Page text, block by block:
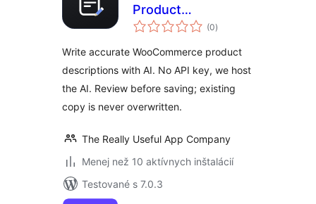
Product
Descriptions for
(0celkové
hodnotenie
)
Write accurate WooCommerce product
descriptions with AI. No API key, we host
the AI. Review before saving; existing
copy is never overwritten.
The Really Useful App Company
Menej než 10 aktívnych inštalácií
Testované s 7.0.3